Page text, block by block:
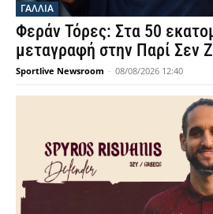
ΓΑΛΛΙΑ
Φεράν Τόρες: Στα 50
μεταγραφή στην Παρί Σεν
Sportlive Newsroom - 08/08/2026 12:40